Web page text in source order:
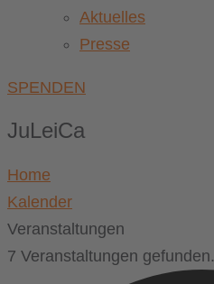
Aktuelles
Presse
SPENDEN
JuLeiCa
Home
Kalender
Veranstaltungen
7 Veranstaltungen gefunden.